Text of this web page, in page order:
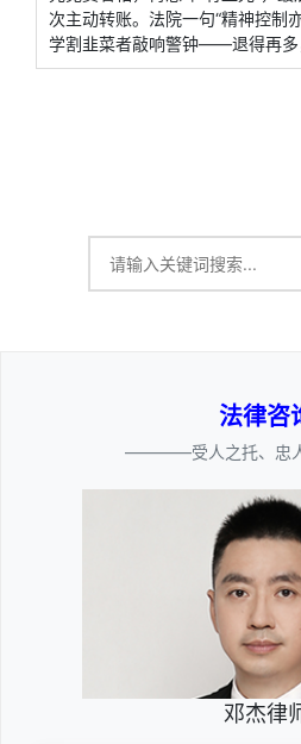
次主动转账。法院一句“精神控制
学割韭菜者敲响警钟——退得再多
法律咨
————受人之托、
邓杰律